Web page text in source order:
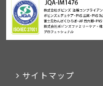
サイトマップ